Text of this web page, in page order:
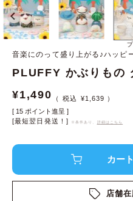
音楽にのって盛り上がる♪ハッピ
PLUFFY かぶりもの
¥1,490 ¥1,639
[ 15 ポイント進呈 ]
[最短翌日発送！]
※条件あり、 詳細はこちら
店舗